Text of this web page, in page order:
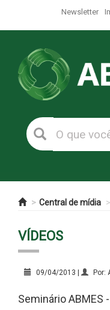
Newsletter
Central de mídia
VÍDEOS
09/04/2013 | Por:
Seminário ABMES